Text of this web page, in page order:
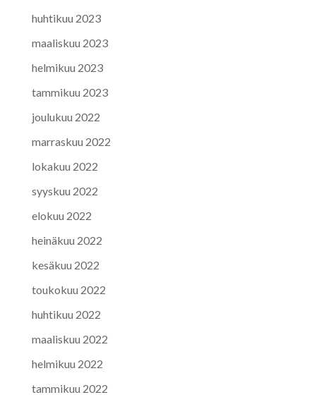
huhtikuu 2023
maaliskuu 2023
helmikuu 2023
tammikuu 2023
joulukuu 2022
marraskuu 2022
lokakuu 2022
syyskuu 2022
elokuu 2022
heinäkuu 2022
kesäkuu 2022
toukokuu 2022
huhtikuu 2022
maaliskuu 2022
helmikuu 2022
tammikuu 2022